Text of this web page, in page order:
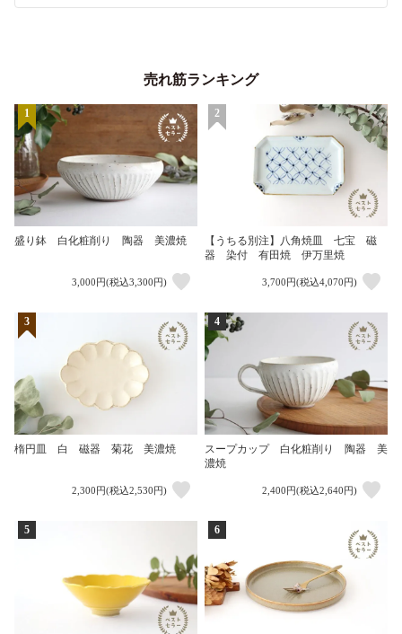
売れ筋ランキング
1
盛り鉢 白化粧削り 陶器 美濃焼
3,000円(税込3,300円)
2
【うちる別注】八角焼皿 七宝 磁
器 染付 有田焼 伊万里焼
3,700円(税込4,070円)
3
楕円皿 白 磁器 菊花 美濃焼
2,300円(税込2,530円)
4
スープカップ 白化粧削り 陶器 美
濃焼
2,400円(税込2,640円)
5 6